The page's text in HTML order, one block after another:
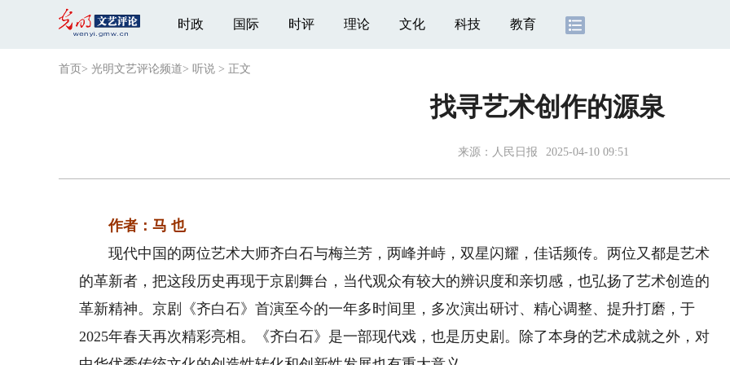
时政 国际 时评 理论 文化 科技 教育
首页 > 光明文艺评论频道> 听说 > 正文
找寻艺术创作的源泉
来源： 人民日报 2025-04-10 09:51
作者：马 也
现代中国的两位艺术大师齐白石与梅兰芳，两峰并峙，双星闪耀，佳话频传。两位又都是艺术
的革新者，把这段历史再现于京剧舞台，当代观众有较大的辨识度和亲切感，也弘扬了艺术创造的
革新精神。京剧《齐白石》首演至今的一年多时间里，多次演出研讨、精心调整、提升打磨，于
2025年春天再次精彩亮相。《齐白石》是一部现代戏，也是历史剧。除了本身的艺术成就之外，对